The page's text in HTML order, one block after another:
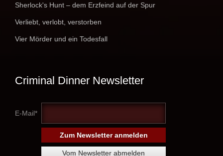
Sherlock's Hunt – dem Erzfeind auf der Spur
Verliebt, verlobt, verstorben
Vier Mörder und ein Todesfall
Criminal Dinner Newsletter
E-Mail*